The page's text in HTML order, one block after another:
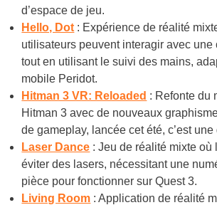
d’espace de jeu.
Hello, Dot : Expérience de réalité
utilisateurs peuvent interagir avec une
tout en utilisant le suivi des mains,
mobile Peridot.
Hitman 3 VR: Reloaded : Refonte du
Hitman 3 avec de nouveaux
de gameplay, lancée cet été, c’est
Laser Dance : Jeu de réalité mixte
éviter des lasers, nécessitant une
pièce pour fonctionner sur Quest 3.
Living Room : Application de réalité